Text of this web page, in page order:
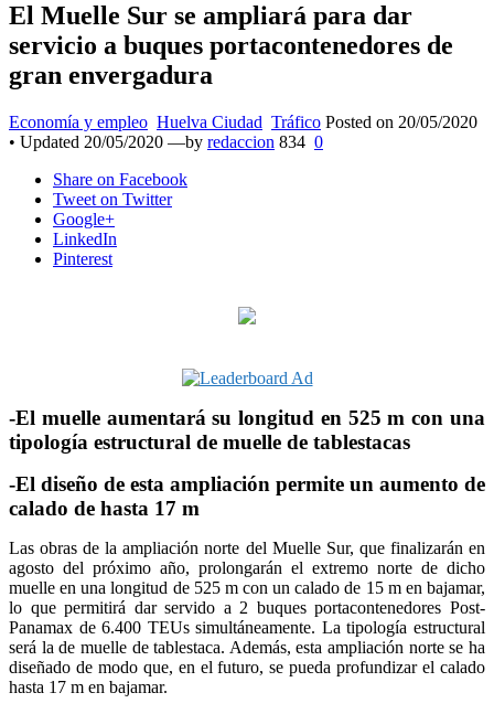
El Muelle Sur se ampliará para dar
servicio a buques portacontenedores de
gran envergadura
Economía y empleo Huelva Ciudad Tráfico Posted on 20/05/2020
• Updated 20/05/2020 —by redaccion 834 0
Share on Facebook
Tweet on Twitter
Google+
LinkedIn
Pinterest
-El muelle aumentará su longitud en 525 m con una
tipología estructural de muelle de tablestacas
-El diseño de esta ampliación permite un aumento de
calado de hasta 17 m
Las obras de la ampliación norte del Muelle Sur, que finalizarán en
agosto del próximo año, prolongarán el extremo norte de dicho
muelle en una longitud de 525 m con un calado de 15 m en bajamar,
lo que permitirá dar servido a 2 buques portacontenedores Post-
Panamax de 6.400 TEUs simultáneamente. La tipología estructural
será la de muelle de tablestaca. Además, esta ampliación norte se ha
diseñado de modo que, en el futuro, se pueda profundizar el calado
hasta 17 m en bajamar.